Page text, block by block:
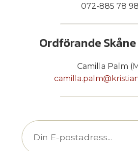
072-885 78 98
Ordförande
Camilla Palm